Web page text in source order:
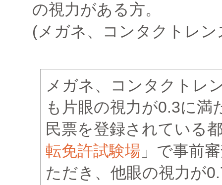
の視力がある方。
(メガネ、コンタクトレン
メガネ、コンタクトレ
も片眼の視力が0.3に満
民票を登録されている
転免許試験場 」で事前
ただき、他眼の視力が